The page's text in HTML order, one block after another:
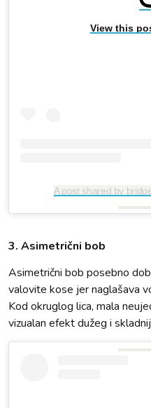
View this
A post shared by
3. Asimetrični bob
Asimetrični bob posebno
valovite kose jer naglašava
Kod okruglog lica, mala
vizualan efekt dužeg i